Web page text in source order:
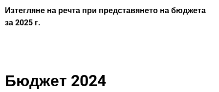
Изтегляне на речта при представянето на бюджета
за 2025 г.
Бюджет 2024